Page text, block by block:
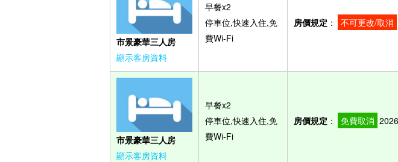
市景豪華三人房
顯示客房資料
早餐x2
停車位,快速入住,免
費Wi-Fi
房價規定 ： 不可更改/取消
市景豪華三人房
顯示客房資料
早餐x2
停車位,快速入住,免
費Wi-Fi
房價規定 ： 免費取消